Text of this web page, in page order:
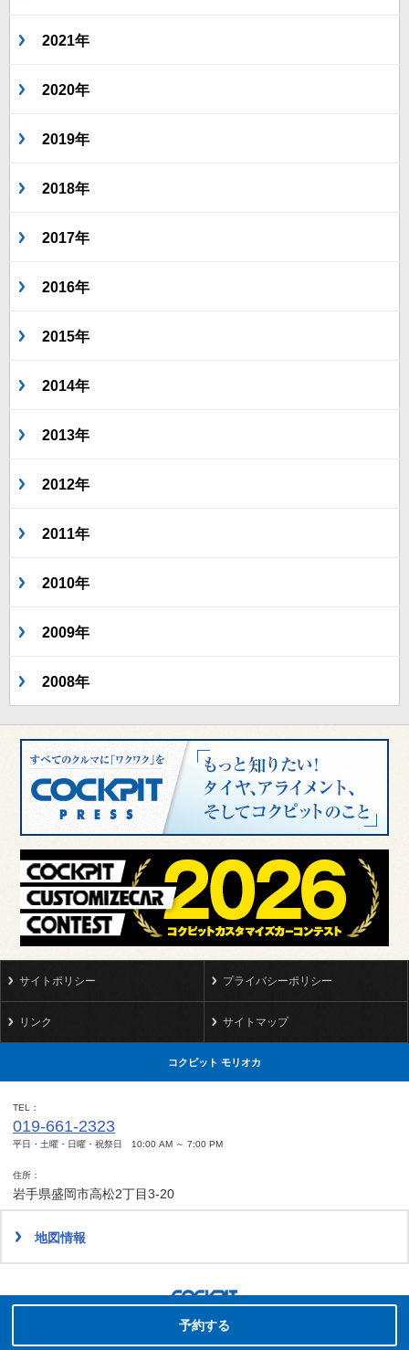
2021年
2020年
2019年
2018年
2017年
2016年
2015年
2014年
2013年
2012年
2011年
2010年
2009年
2008年
サイトポリシー プライバシーポリシー
リンク サイトマップ
コクピット モリオカ
TEL
019-661-2323
平日・土曜・日曜・祝祭日 10:00 AM ～ 7:00 PM
住所
岩手県盛岡市高松2丁目3-20
地図情報
Copyright(C)2008-2022 COCKPIT MORIOKA.All rights reserved.
予約する